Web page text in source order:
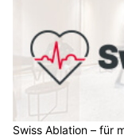
Swiss Ablation – für